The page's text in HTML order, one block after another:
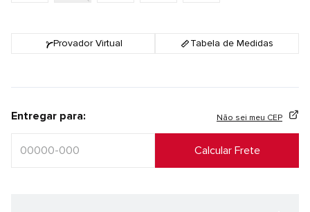
Provador Virtual Tabela de Medidas
Entregar para: Não sei meu CEP